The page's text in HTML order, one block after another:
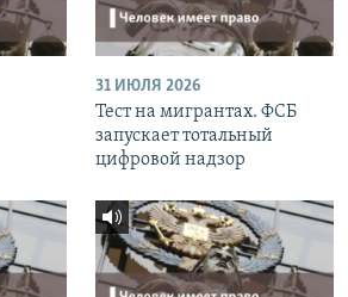
31 ИЮЛЯ 2026
Тест на мигрантах. ФСБ
запускает тотальный
цифровой надзор